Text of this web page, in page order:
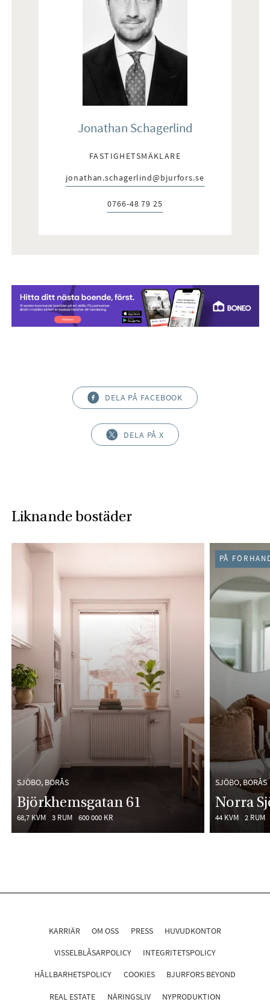
Jonathan Schagerlind
FASTIGHETSMÄKLARE
E-post:
jonathan.schagerlind@bjurfors.se
Telefon:
0766-48 79 25
DELA PÅ FACEBOOK
DELA PÅ X
Liknande bostäder
SJÖBO, BORÅS
Björkhemsgatan 61
68,7 KVM 3 RUM 600 000 KR
SJÖBO, BORÅS
Norra
44 KVM 2 RUM
PÅ
KARRIÄR OM OSS PRESS HUVUDKONTOR
VISSELBLÅSARPOLICY INTEGRITETSPOLICY
HÅLLBARHETSPOLICY COOKIES BJURFORS BEYOND
REAL ESTATE NÄRINGSLIV NYPRODUKTION